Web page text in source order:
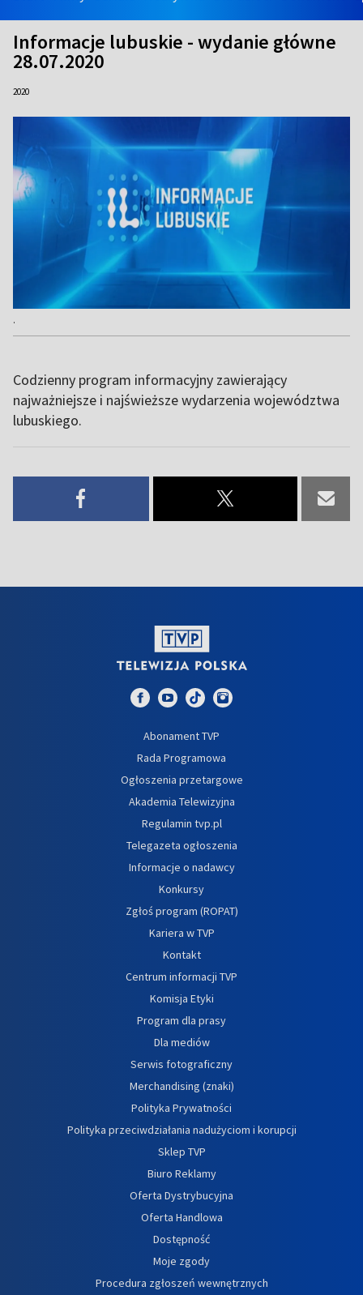
Informacje lubuskie - wydanie główne
28.07.2020
2020
.
Codzienny program informacyjny zawierający
najważniejsze i najświeższe wydarzenia województwa
lubuskiego.
Abonament TVP
Rada Programowa
Ogłoszenia przetargowe
Akademia Telewizyjna
Regulamin tvp.pl
Telegazeta ogłoszenia
Informacje o nadawcy
Konkursy
Zgłoś program (ROPAT)
Kariera w TVP
Kontakt
Centrum informacji TVP
Komisja Etyki
Program dla prasy
Dla mediów
Serwis fotograficzny
Merchandising (znaki)
Polityka Prywatności
Polityka przeciwdziałania nadużyciom i korupcji
Sklep TVP
Biuro Reklamy
Oferta Dystrybucyjna
Oferta Handlowa
Dostępność
Moje zgody
Procedura zgłoszeń wewnętrznych